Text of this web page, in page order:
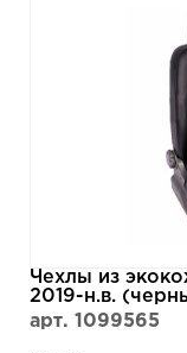
Чехлы из
2019-н.в.
арт. 1099565